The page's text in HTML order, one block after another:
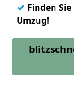
✓ Finden
Umzug!